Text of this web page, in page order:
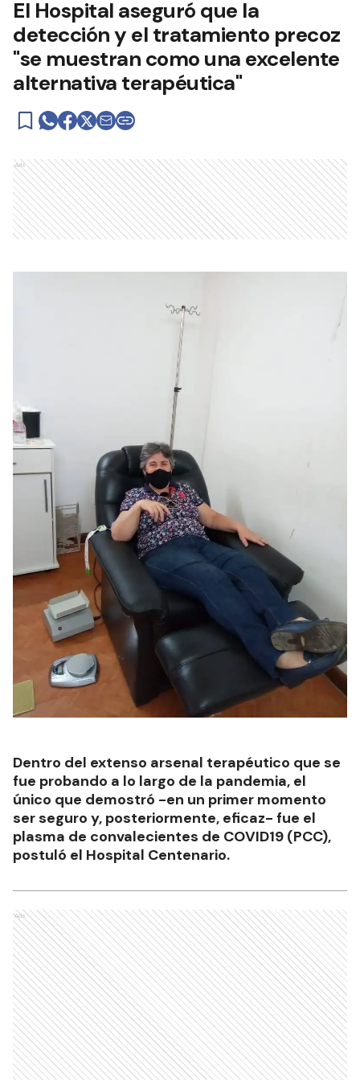
El Hospital aseguró que la
detección y el tratamiento precoz
"se muestran como una excelente
alternativa terapéutica"
Ads
Dentro del extenso arsenal terapéutico que se
fue probando a lo largo de la pandemia, el
único que demostró -en un primer momento
ser seguro y, posteriormente, eficaz- fue el
plasma de convalecientes de COVID19 (PCC),
postuló el Hospital Centenario.
Ads